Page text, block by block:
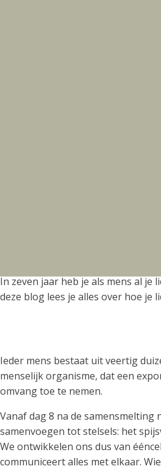
In zeven jaar heb je als mens al
deze blog lees je alles over hoe je
Ieder mens bestaat uit veertig
menselijk organisme, dat een
omvang toe te nemen.
Vanaf dag 8 na de
samenvoegen tot stelsels: het
We ontwikkelen ons dus van
communiceert alles met elkaar.